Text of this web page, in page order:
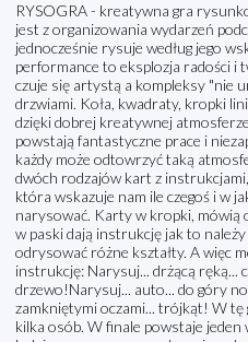
RYSOGRA - kreatywna gra
jest z organizowania wydarzeń
jednocześnie rysuje według jego
performance to eksplozja radości i
czuje się artystą a kompleksy "nie
drzwiami. Koła, kwadraty, kropki
dzięki dobrej kreatywnej
powstają fantastyczne prace i
każdy może odtowrzyć taką
dwóch rodzajów kart z
która wskazuje nam ile czegoś i w
narysować. Karty w kropki,
w paski dają instrukcję jak to
odrysować różne kształty. A więc
instrukcję: Narysuj... drżącą ręką...
drzewo!Narysuj... auto... do góry
zamkniętymi oczami... trójkąt! W tę
kilka osób. W finale powstaje